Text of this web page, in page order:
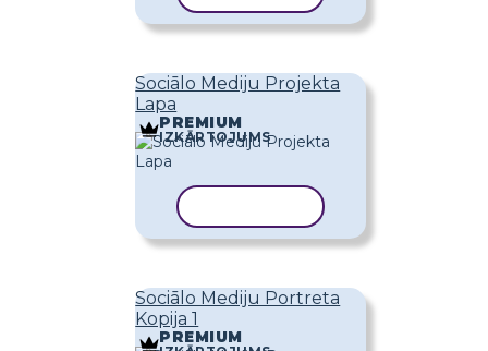
Sociālo Mediju Projekta
Lapa
PREMIUM
IZKĀRTOJUMS
Sociālo Mediju Portreta
Kopija 1
PREMIUM